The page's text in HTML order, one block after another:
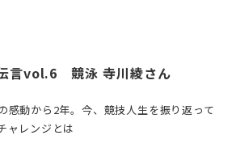
言vol.6 競泳 寺川綾さん
感動から2年。今、競技人生を振り返って
ャレンジとは